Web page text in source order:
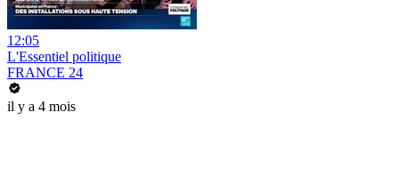
12:05
L'Essentiel politique
FRANCE 24
il y a 4 mois